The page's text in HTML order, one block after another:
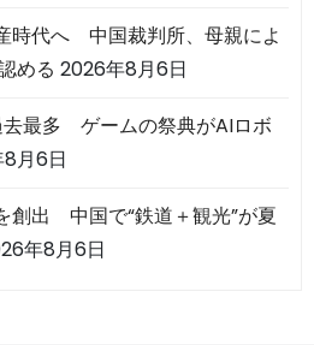
時代へ 中国裁判所、母親によ
める 2026年8月6日
最多 ゲームの祭典がAIロボ
月6日
創出 中国で“鉄道＋観光”が夏
年8月6日